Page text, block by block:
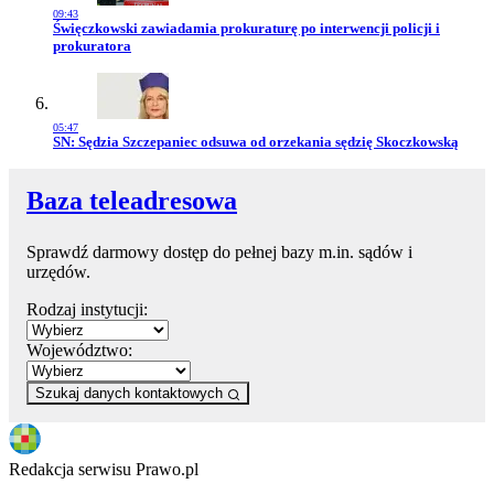
09:43
Przejdź do artykułu:
Święczkowski zawiadamia prokuraturę po interwencji policji i
prokuratora
05:47
Przejdź do artykułu:
SN: Sędzia Szczepaniec odsuwa od orzekania sędzię Skoczkowską
Baza teleadresowa
Sprawdź darmowy dostęp do pełnej bazy m.in. sądów i
urzędów.
Rodzaj instytucji:
Województwo:
Szukaj danych kontaktowych
Redakcja serwisu Prawo.pl